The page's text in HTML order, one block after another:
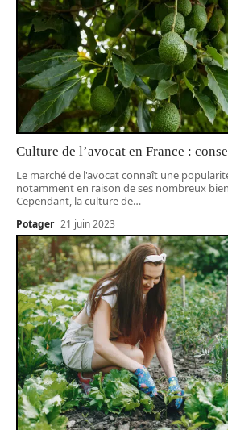
Culture de l’avocat en France :
Le marché de l'avocat connaît une
notamment en raison de ses nombreux
Cependant, la culture de…
Potager 21 juin 2023